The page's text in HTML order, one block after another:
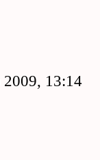
2009, 13:14